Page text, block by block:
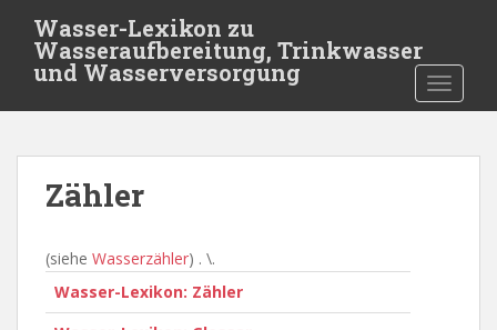
t
Wasser-Lexikon zu
Wasseraufbereitung, Trinkwasser
und Wasserversorgung
Zähler
(siehe Wasserzähler) . \.
Wasser-Lexikon: Zähler